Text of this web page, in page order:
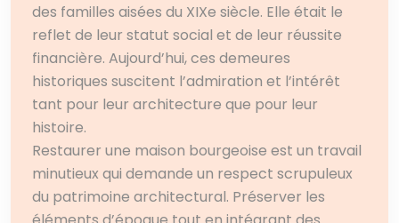
des familles aisées du XIXe siècle. Elle était le
reflet de leur statut social et de leur réussite
financière. Aujourd’hui, ces demeures
historiques suscitent l’admiration et l’intérêt
tant pour leur architecture que pour leur
histoire.
Restaurer une maison bourgeoise est un travail
minutieux qui demande un respect scrupuleux
du patrimoine architectural. Préserver les